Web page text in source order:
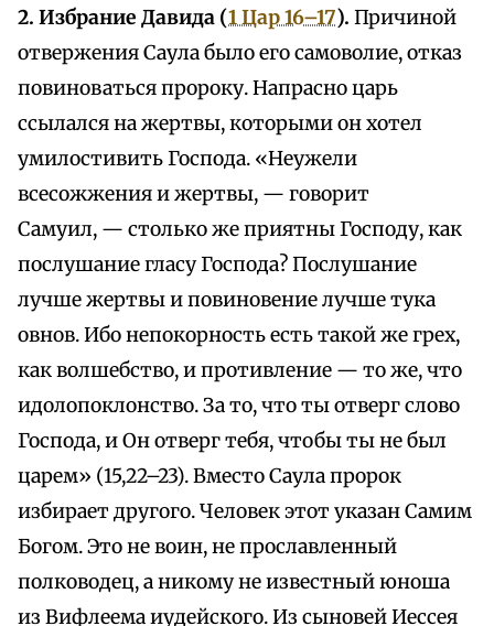
2. Избрание Давида (1 Цар 16–17). Причиной
отвержения Саула было его самоволие, отказ
повиноваться пророку. Напрасно царь
ссылался на жертвы, которыми он хотел
умилостивить Господа. «Неужели
всесожжения и жертвы, — говорит
Самуил, — столько же приятны Господу, как
послушание гласу Господа? Послушание
лучше жертвы и повиновение лучше тука
овнов. Ибо непокорность есть такой же грех,
как волшебство, и противление — то же, что
идолопоклонство. За то, что ты отверг слово
Господа, и Он отверг тебя, чтобы ты не был
царем» (15,22–23). Вместо Саула пророк
избирает другого. Человек этот указан Самим
Богом. Это не воин, не прославленный
полководец, а никому не известный юноша
из Вифлеема иудейского. Из сыновей Иессея